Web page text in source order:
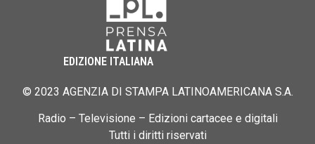
EDIZIONE ITALIANA
© 2023 AGENZIA DI STAMPA LATINOAMERICANA S.A.
Radio – Televisione – Edizioni cartacee e digitali
Tutti i diritti riservati